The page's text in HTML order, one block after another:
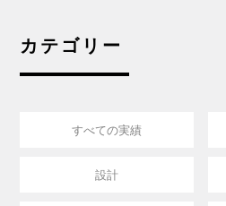
カテゴリー
すべての実績
設計